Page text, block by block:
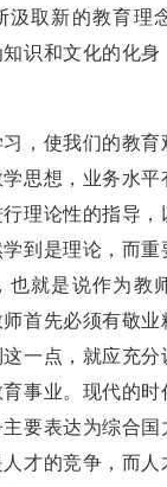
汲取新的教育理
识和文化的化身
，使我们的教育
思想，业务水平
理论性的指导
到是理论，而
也就是说作为教
首先必须有敬
一点，就应充分
事业。现代的
要表达为综合
才的竞争，而人